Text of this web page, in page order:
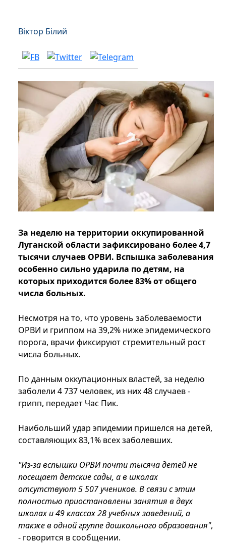
Віктор Білий
За неделю на территории оккупированной
Луганской области зафиксировано более 4,7
тысячи случаев ОРВИ. Вспышка заболевания
особенно сильно ударила по детям, на
которых приходится более 83% от общего
числа больных.
Несмотря на то, что уровень заболеваемости
ОРВИ и гриппом на 39,2% ниже эпидемического
порога, врачи фиксируют стремительный рост
числа больных.
По данным оккупационных властей, за неделю
заболели 4 737 человек, из них 48 случаев -
грипп, передает Час Пик.
Наибольший удар эпидемии пришелся на детей,
составляющих 83,1% всех заболевших.
"Из-за вспышки ОРВИ почти тысяча детей не
посещает детские сады, а в школах
отсутствуют 5 507 учеников. В связи с этим
полностью приостановлены занятия в двух
школах и 49 классах 28 учебных заведений, а
также в одной группе дошкольного образования",
- говорится в сообщении.